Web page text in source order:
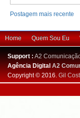
Postagem mais recente
Home Quem Sou Eu
Support : A2
Agência DigitalA2
Copyright © 2016. Gil